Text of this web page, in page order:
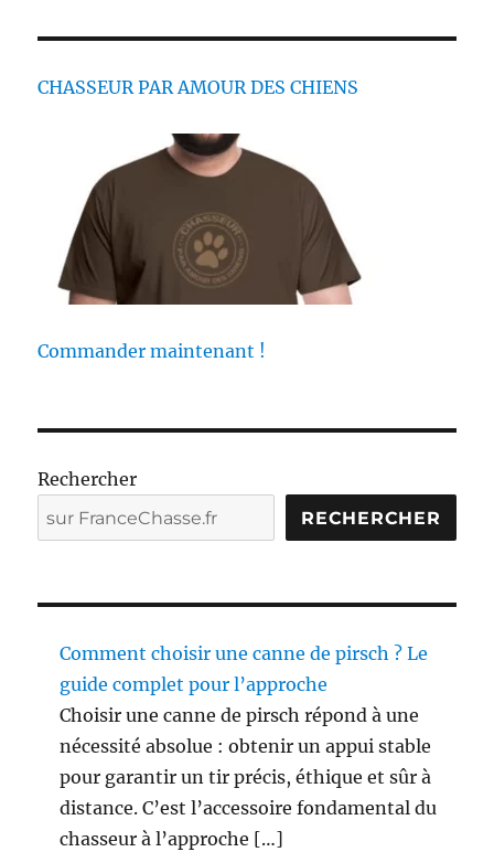
CHASSEUR PAR AMOUR DES CHIENS
Commander maintenant !
Rechercher
RECHERCHER
Comment choisir une canne de pirsch ? Le
guide complet pour l’approche
Choisir une canne de pirsch répond à une
nécessité absolue : obtenir un appui stable
pour garantir un tir précis, éthique et sûr à
distance. C’est l’accessoire fondamental du
chasseur à l’approche […]